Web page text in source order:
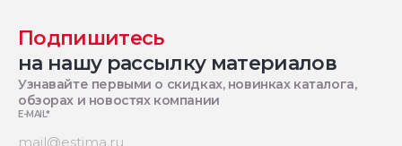
Подпишитесь
на нашу рассылку материалов
Узнавайте первыми о скидках, новинках каталога,
обзорах и новостях компании
E-MAIL*